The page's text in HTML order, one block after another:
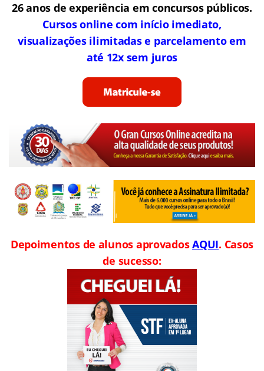
26 anos de experiência em concursos públicos.
Cursos online com início imediato,
visualizações ilimitadas e parcelamento em
até 12x sem juros
Depoimentos de alunos aprovadosAQUI. Casos
de sucesso: